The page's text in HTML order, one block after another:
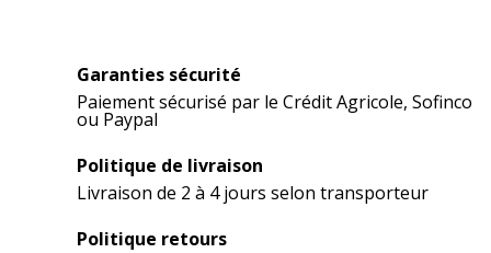
Garanties sécurité
Paiement sécurisé par le Crédit Agricole, Sofinco
ou Paypal
Politique de livraison
Livraison de 2 à 4 jours selon transporteur
Politique retours